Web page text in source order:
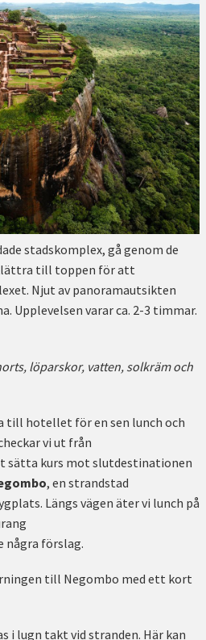
stadskomplex, gå genom de
till toppen för att
Njut av panoramautsikten
Upplevelsen varar ca. 2-3 timmar.
löparskor, vatten, solkräm och
till hotellet för en sen lunch och
vi ut från
sätta kurs mot slutdestinationen
, en strandstad
Längs vägen äter vi lunch på
några förslag.
till Negombo med ett kort
i lugn takt vid stranden. Här kan